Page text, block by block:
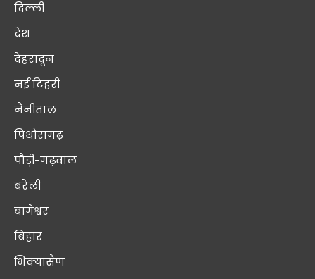
दिल्ली
देश
देहरादून
नई टिहरी
नैनीताल
पिथौरागढ़
पौड़ी-गढ़वाल
बरेली
बागेश्वर
बिहार
भिक्यासैण